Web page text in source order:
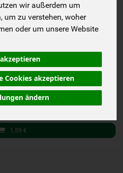
wir außerdem um
um zu verstehen, woher
oder um unsere Website
Cookies akzeptieren
ändern
EG
AT-BIO-402
(12,72 € / kg)
inkl. 7% MwSt.
125 g
1,59 €